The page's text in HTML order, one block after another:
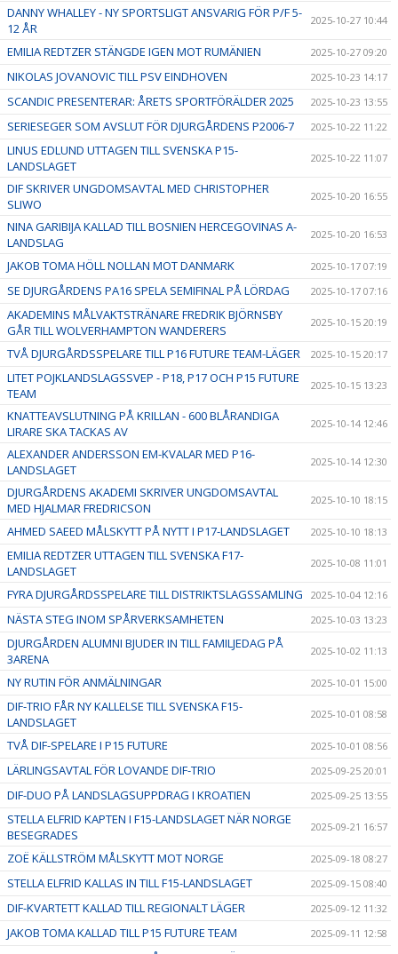
DANNY WHALLEY - NY SPORTSLIGT ANSVARIG FÖR P/F 5-
12 ÅR
2025-10-27 10:44
EMILIA REDTZER STÄNGDE IGEN MOT RUMÄNIEN 2025-10-27 09:20
NIKOLAS JOVANOVIC TILL PSV EINDHOVEN 2025-10-23 14:17
SCANDIC PRESENTERAR: ÅRETS SPORTFÖRÄLDER 2025 2025-10-23 13:55
SERIESEGER SOM AVSLUT FÖR DJURGÅRDENS P2006-7 2025-10-22 11:22
LINUS EDLUND UTTAGEN TILL SVENSKA P15-
LANDSLAGET
2025-10-22 11:07
DIF SKRIVER UNGDOMSAVTAL MED CHRISTOPHER
SLIWO
2025-10-20 16:55
NINA GARIBIJA KALLAD TILL BOSNIEN HERCEGOVINAS A-
LANDSLAG
2025-10-20 16:53
JAKOB TOMA HÖLL NOLLAN MOT DANMARK 2025-10-17 07:19
SE DJURGÅRDENS PA16 SPELA SEMIFINAL PÅ LÖRDAG 2025-10-17 07:16
AKADEMINS MÅLVAKTSTRÄNARE FREDRIK BJÖRNSBY
GÅR TILL WOLVERHAMPTON WANDERERS
2025-10-15 20:19
TVÅ DJURGÅRDSSPELARE TILL P16 FUTURE TEAM-LÄGER 2025-10-15 20:17
LITET POJKLANDSLAGSSVEP - P18, P17 OCH P15 FUTURE
TEAM
2025-10-15 13:23
KNATTEAVSLUTNING PÅ KRILLAN - 600 BLÅRANDIGA
LIRARE SKA TACKAS AV
2025-10-14 12:46
ALEXANDER ANDERSSON EM-KVALAR MED P16-
LANDSLAGET
2025-10-14 12:30
DJURGÅRDENS AKADEMI SKRIVER UNGDOMSAVTAL
MED HJALMAR FREDRICSON
2025-10-10 18:15
AHMED SAEED MÅLSKYTT PÅ NYTT I P17-LANDSLAGET 2025-10-10 18:13
EMILIA REDTZER UTTAGEN TILL SVENSKA F17-
LANDSLAGET
2025-10-08 11:01
FYRA DJURGÅRDSSPELARE TILL DISTRIKTSLAGSSAMLING 2025-10-04 12:16
NÄSTA STEG INOM SPÅRVERKSAMHETEN 2025-10-03 13:23
DJURGÅRDEN ALUMNI BJUDER IN TILL FAMILJEDAG PÅ
3ARENA
2025-10-02 11:13
NY RUTIN FÖR ANMÄLNINGAR 2025-10-01 15:00
DIF-TRIO FÅR NY KALLELSE TILL SVENSKA F15-
LANDSLAGET
2025-10-01 08:58
TVÅ DIF-SPELARE I P15 FUTURE 2025-10-01 08:56
LÄRLINGSAVTAL FÖR LOVANDE DIF-TRIO 2025-09-25 20:01
DIF-DUO PÅ LANDSLAGSUPPDRAG I KROATIEN 2025-09-25 13:55
STELLA ELFRID KAPTEN I F15-LANDSLAGET NÄR NORGE
BESEGRADES
2025-09-21 16:57
ZOË KÄLLSTRÖM MÅLSKYTT MOT NORGE 2025-09-18 08:27
STELLA ELFRID KALLAS IN TILL F15-LANDSLAGET 2025-09-15 08:40
DIF-KVARTETT KALLAD TILL REGIONALT LÄGER 2025-09-12 11:32
JAKOB TOMA KALLAD TILL P15 FUTURE TEAM 2025-09-11 12:58